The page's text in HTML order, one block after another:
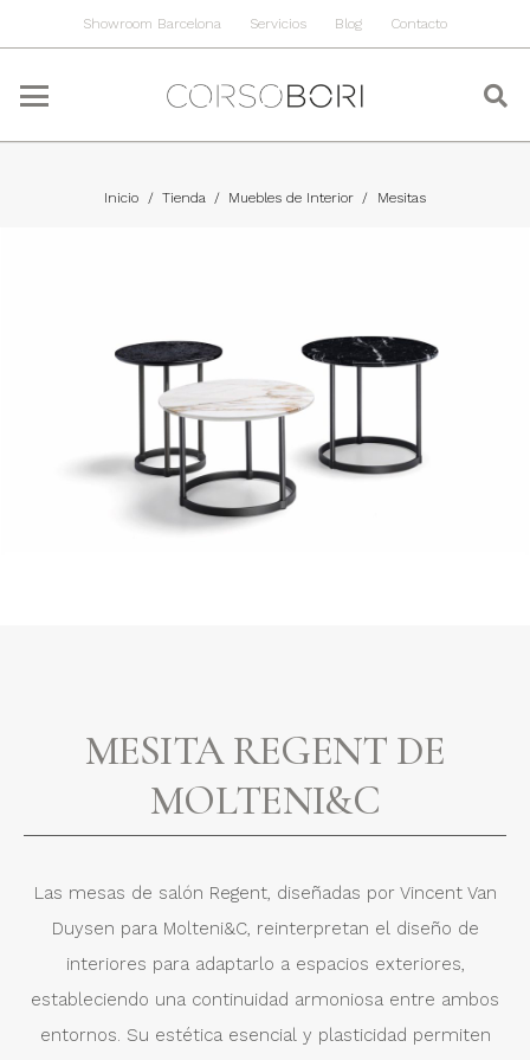
Showroom Barcelona Servicios Blog Contacto
Inicio / Tienda / Muebles de Interior / Mesitas
MESITA REGENT DE
MOLTENI&C
Las mesas de salón Regent, diseñadas por Vincent Van
Duysen para Molteni&C, reinterpretan el diseño de
interiores para adaptarlo a espacios exteriores,
estableciendo una continuidad armoniosa entre ambos
entornos. Su estética esencial y plasticidad permiten